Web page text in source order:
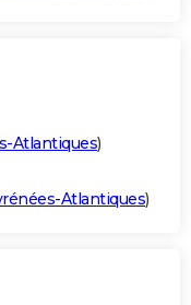
Atlantiques)
Atlantiques)